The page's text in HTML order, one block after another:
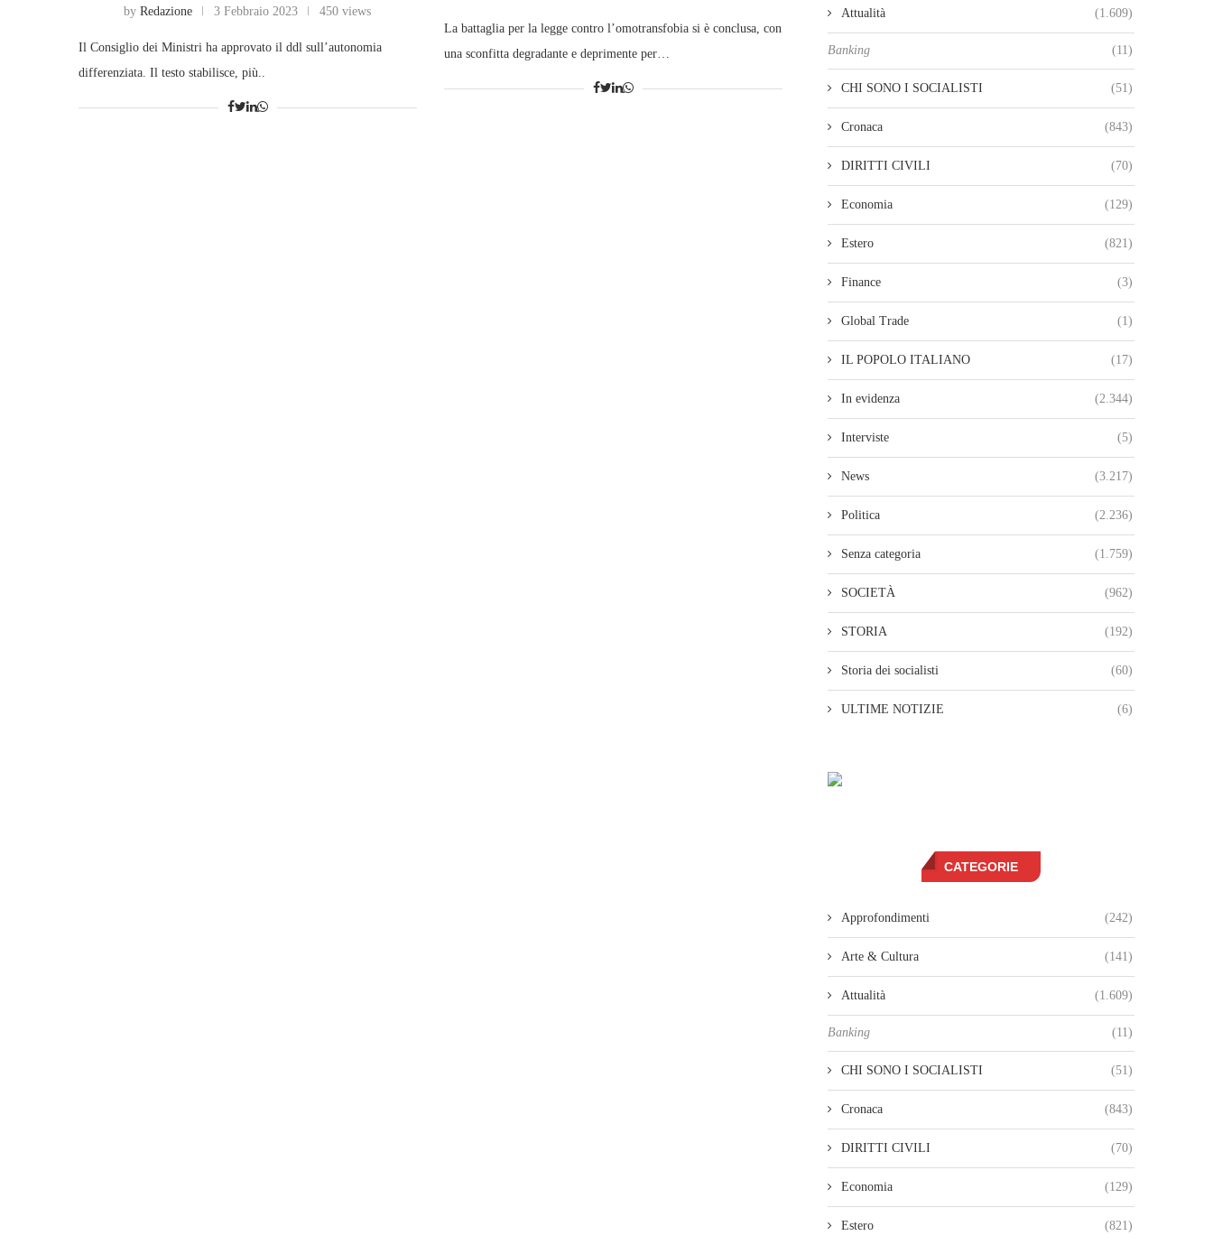
byRedazione 3 Febbraio 2023 450 views
Il Consiglio dei Ministri ha approvato il ddl sull’autonomia
differenziata. Il testo stabilisce, più..
La battaglia per la legge contro l’omotransfobia si è conclusa, con
una sconfitta degradante e deprimente per…
Attualità (1.609)
Banking (11)
CHI SONO I SOCIALISTI (51)
Cronaca (843)
DIRITTI CIVILI (70)
Economia (129)
Estero (821)
Finance (3)
Global Trade (1)
IL POPOLO ITALIANO (17)
In evidenza (2.344)
Interviste (5)
News (3.217)
Politica (2.236)
Senza categoria (1.759)
SOCIETÀ (962)
STORIA (192)
Storia dei socialisti (60)
ULTIME NOTIZIE (6)
CATEGORIE
Approfondimenti (242)
Arte & Cultura (141)
Attualità (1.609)
Banking (11)
CHI SONO I SOCIALISTI (51)
Cronaca (843)
DIRITTI CIVILI (70)
Economia (129)
Estero (821)